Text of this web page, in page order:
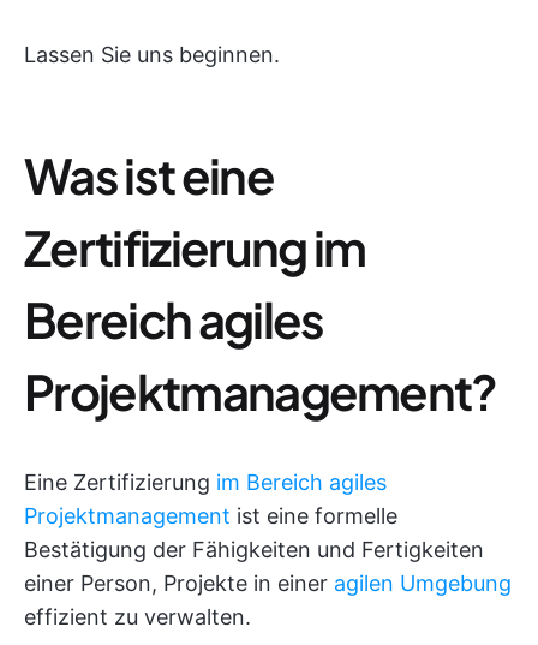
Lassen Sie uns beginnen.
Was ist eine
Zertifizierung im
Bereich agiles
Projektmanagement?
Eine Zertifizierung im Bereich agiles
Projektmanagement ist eine formelle
Bestätigung der Fähigkeiten und Fertigkeiten
einer Person, Projekte in einer agilen Umgebung
effizient zu verwalten.